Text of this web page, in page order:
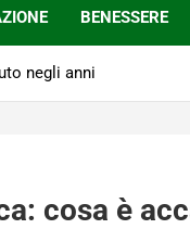
BENESSERE
negli anni
cosa è